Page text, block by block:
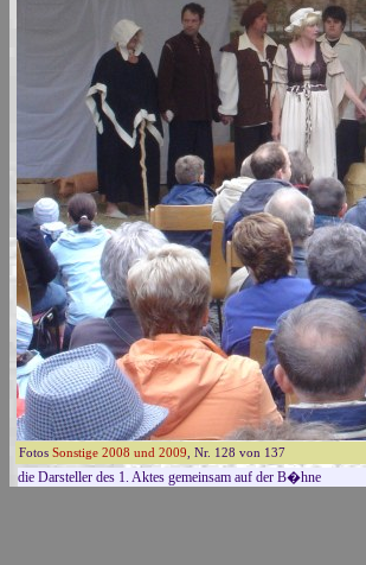
Fotos Sonstige 2008 und 2009 , Nr. 128 von 137
die Darsteller des 1. Aktes gemeinsam auf der B�hne